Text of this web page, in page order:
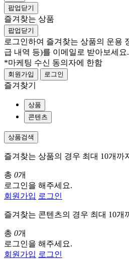
팝업닫기
즐겨찾는 상품
팝업닫기
로그인하여 즐겨찾는 상품의 운용
급 내역 등)를 이메일로 받아보세요.
*마케팅 수신 동의자에 한함
회원가입 로그인
즐겨찾기
상품
콘텐츠
상품검색
즐겨찾는 상품의 경우 최대 10개까
총 0개
로그인을 해주세요.
회원가입 로그인
즐겨찾는 콘텐츠의 경우 최대 10개
총 0개
로그인을 해주세요.
회원가입 로그인